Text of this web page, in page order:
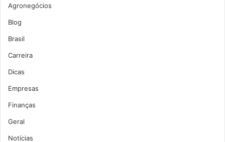
Agronegócios
Blog
Brasil
Carreira
Dicas
Empresas
Finanças
Geral
Notícias